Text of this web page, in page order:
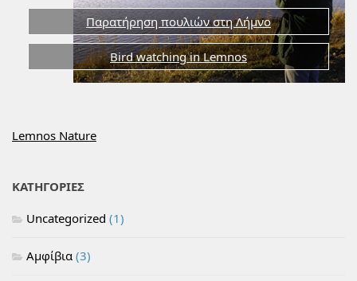
Παρατήρηση πουλιών στη Λήμνο
Bird watching in Lemnos
Lemnos Nature
ΚΑΤΗΓΟΡΙΕΣ
Uncategorized (1)
Αμφίβια (3)